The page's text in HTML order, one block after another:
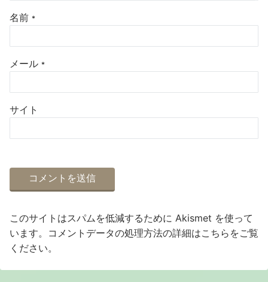
名前 *
メール *
サイト
このサイトはスパムを低減するために Akismet を使って
います。 コメントデータの処理方法の詳細はこちらをご覧
ください。